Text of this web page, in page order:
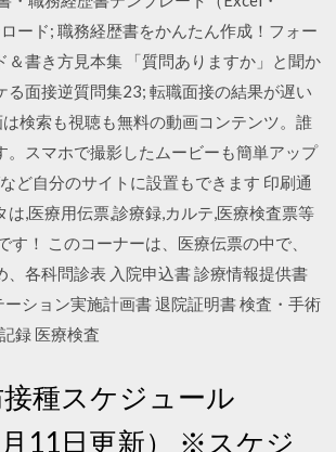
ード; 職務経歴書をかんたん作成！フォー
＆書き方見本集 「質問ありますか」と聞か
る面接逆質問集23; 転職面接の結果が遅い
検索も視聴も無料の動画コンテンツ。誰
。スマホで撮影したムービーも簡単アップ
ど自分のサイトに設置もできます 印刷通
は,医療用伝票,診療録,カルテ,医療検査票等
す！ このコーナーは、医療伝票の中で、
、各科問診表 入院申込書 診療情報提供書
ション実施計画書 退院証明書 検査・手術
録 医療検査
種スケジュール
月11日更新） ※スケジ